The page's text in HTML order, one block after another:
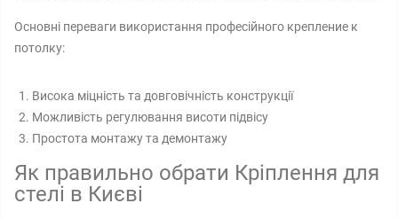
Основні переваги використання професійного крепление к
потолку:
Висока міцність та довговічність конструкції
Можливість регулювання висоти підвісу
Простота монтажу та демонтажу
Як правильно обрати Кріплення для
стелі в Києві